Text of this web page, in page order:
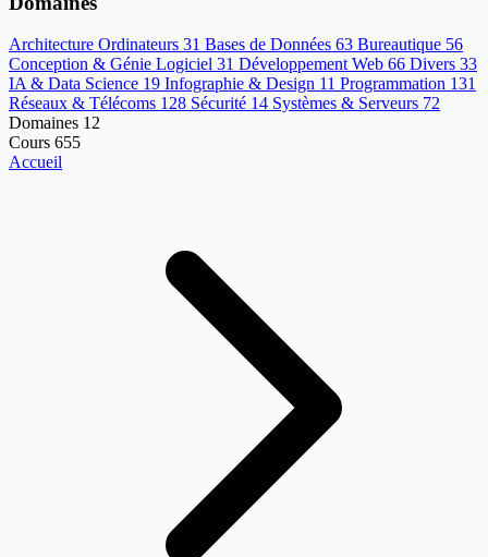
Architecture Ordinateurs 31 Bases de Données 63 Bureautique 56
Conception & Génie Logiciel 31 Développement Web 66 Divers 33
IA & Data Science 19 Infographie & Design 11 Programmation 131
Réseaux & Télécoms 128 Sécurité 14 Systèmes & Serveurs 72
Domaines 12
Cours 655
Accueil